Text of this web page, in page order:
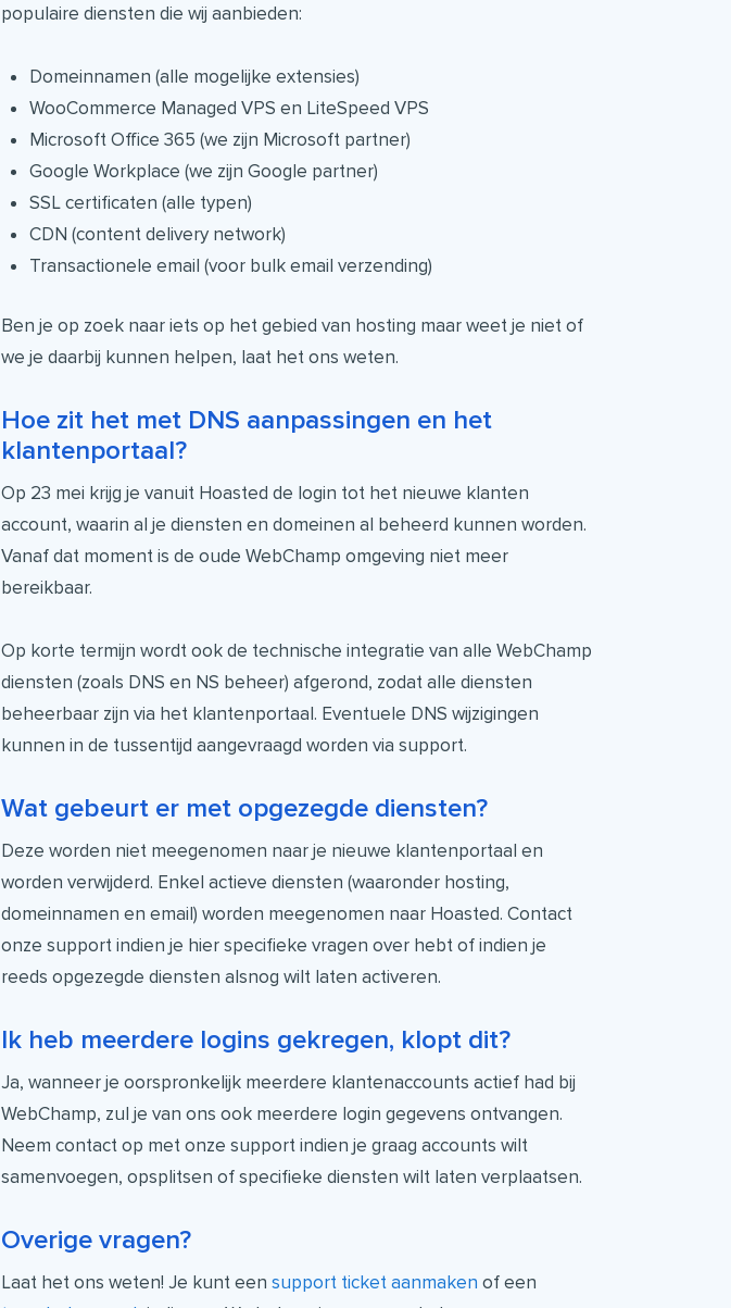
populaire diensten die wij aanbieden:
Domeinnamen (alle mogelijke extensies)
WooCommerce Managed VPS en LiteSpeed VPS
Microsoft Office 365 (we zijn Microsoft partner)
Google Workplace (we zijn Google partner)
SSL certificaten (alle typen)
CDN (content delivery network)
Transactionele email (voor bulk email verzending)
Ben je op zoek naar iets op het gebied van hosting maar weet je niet of
we je daarbij kunnen helpen, laat het ons weten.
Hoe zit het met DNS aanpassingen en het
klantenportaal?
Op 23 mei krijg je vanuit Hoasted de login tot het nieuwe klanten
account, waarin al je diensten en domeinen al beheerd kunnen worden.
Vanaf dat moment is de oude WebChamp omgeving niet meer
bereikbaar.
Op korte termijn wordt ook de technische integratie van alle WebChamp
diensten (zoals DNS en NS beheer) afgerond, zodat alle diensten
beheerbaar zijn via het klantenportaal. Eventuele DNS wijzigingen
kunnen in de tussentijd aangevraagd worden via support.
Wat gebeurt er met opgezegde diensten?
Deze worden niet meegenomen naar je nieuwe klantenportaal en
worden verwijderd. Enkel actieve diensten (waaronder hosting,
domeinnamen en email) worden meegenomen naar Hoasted. Contact
onze support indien je hier specifieke vragen over hebt of indien je
reeds opgezegde diensten alsnog wilt laten activeren.
Ik heb meerdere logins gekregen, klopt dit?
Ja, wanneer je oorspronkelijk meerdere klantenaccounts actief had bij
WebChamp, zul je van ons ook meerdere login gegevens ontvangen.
Neem contact op met onze support indien je graag accounts wilt
samenvoegen, opsplitsen of specifieke diensten wilt laten verplaatsen.
Overige vragen?
Laat het ons weten! Je kunt een support ticket aanmaken of een